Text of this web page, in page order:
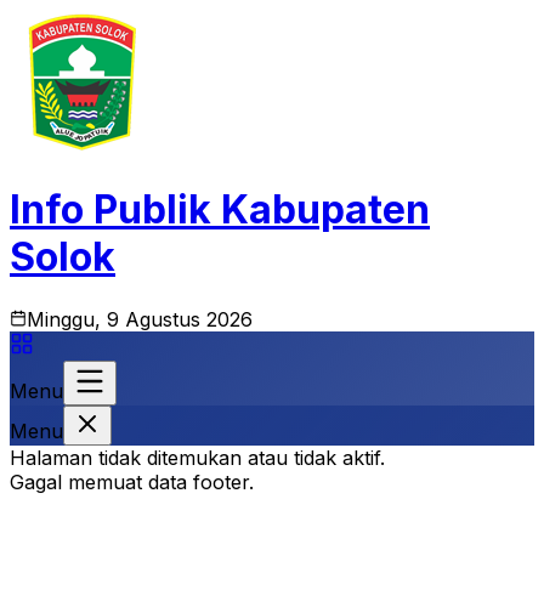
Info Publik Kabupaten
Solok
Minggu, 9 Agustus 2026
Menu
Menu
Halaman tidak ditemukan atau tidak aktif.
Gagal memuat data footer.